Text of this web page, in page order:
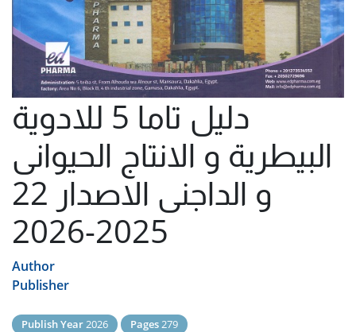
دليل تاما 5 للادوية
البيطرية و الانتاج الحيوانى
و الداجنى الاصدار 22
2025-2026
Author
Publisher
Publish Year2026 Pages279